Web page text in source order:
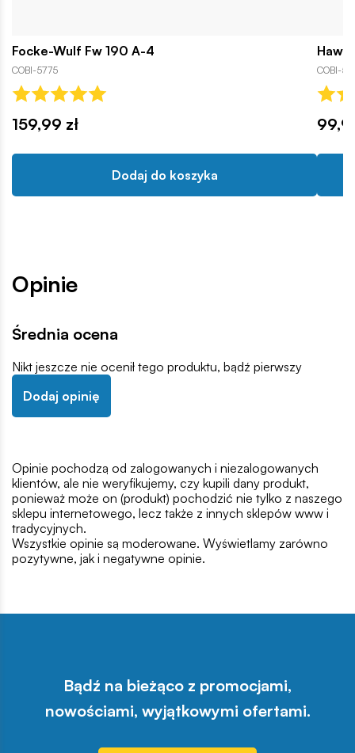
Focke-Wulf Fw 190 A-4
COBI-5775
159,99 zł
Dodaj do koszyka
COBI-
Opinie
Średnia ocena
Nikt jeszcze nie ocenił tego produktu, bądź pierwszy
Dodaj opinię
Opinie pochodzą od zalogowanych i niezalogowanych
klientów, ale nie weryfikujemy, czy kupili dany produkt,
ponieważ może on (produkt) pochodzić nie tylko z naszego
sklepu internetowego, lecz także z innych sklepów www i
tradycyjnych.
Wszystkie opinie są moderowane. Wyświetlamy zarówno
pozytywne, jak i negatywne opinie.
Bądź na bieżąco z promocjami,
nowościami, wyjątkowymi ofertami.